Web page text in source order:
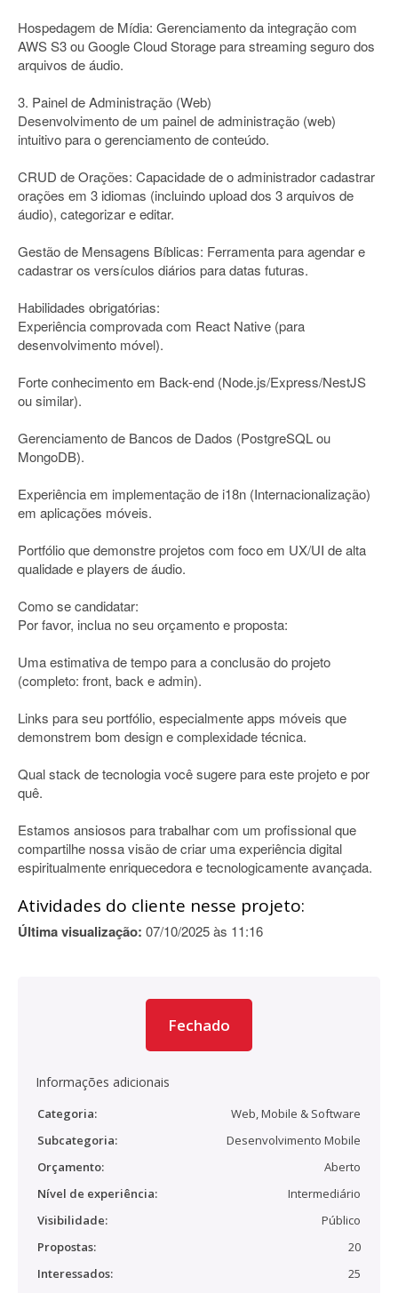
Hospedagem de Mídia: Gerenciamento da integração com
AWS S3 ou Google Cloud Storage para streaming seguro dos
arquivos de áudio.
3. Painel de Administração (Web)
Desenvolvimento de um painel de administração (web)
intuitivo para o gerenciamento de conteúdo.
CRUD de Orações: Capacidade de o administrador cadastrar
orações em 3 idiomas (incluindo upload dos 3 arquivos de
áudio), categorizar e editar.
Gestão de Mensagens Bíblicas: Ferramenta para agendar e
cadastrar os versículos diários para datas futuras.
Habilidades obrigatórias:
Experiência comprovada com React Native (para
desenvolvimento móvel).
Forte conhecimento em Back-end (Node.js/Express/NestJS
ou similar).
Gerenciamento de Bancos de Dados (PostgreSQL ou
MongoDB).
Experiência em implementação de i18n (Internacionalização)
em aplicações móveis.
Portfólio que demonstre projetos com foco em UX/UI de alta
qualidade e players de áudio.
Como se candidatar:
Por favor, inclua no seu orçamento e proposta:
Uma estimativa de tempo para a conclusão do projeto
(completo: front, back e admin).
Links para seu portfólio, especialmente apps móveis que
demonstrem bom design e complexidade técnica.
Qual stack de tecnologia você sugere para este projeto e por
quê.
Estamos ansiosos para trabalhar com um profissional que
compartilhe nossa visão de criar uma experiência digital
espiritualmente enriquecedora e tecnologicamente avançada.
Atividades do cliente nesse projeto:
Última visualização: 07/10/2025 às 11:16
Fechado
Informações adicionais
Categoria:
Web, Mobile & Software
Subcategoria:
Desenvolvimento Mobile
Orçamento:
Aberto
Nível de experiência:
Intermediário
Visibilidade:
Público
Propostas:
20
Interessados:
25